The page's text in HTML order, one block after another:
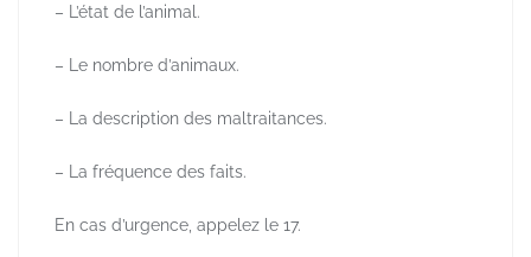
– L’état de l’animal.
– Le nombre d’animaux.
– La description des maltraitances.
– La fréquence des faits.
En cas d’urgence, appelez le 17.